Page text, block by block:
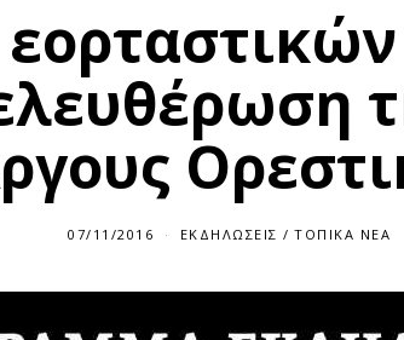
07/11/2016 ΕΚΔΗΛΏΣΕΙΣ / ΤΟΠΙΚΆ ΝΈΑ